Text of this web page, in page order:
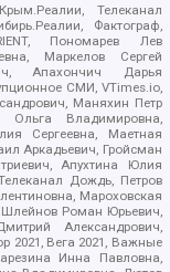
Телеканал
Фактограф,
Пономарев Лев
Маркелов Сергей
Апахончич Дарья
СМИ, VTimes.io,
Маняхин Петр
Владимировна,
Сергеевна, Маетная
Аркадьевич, Гройсман
Апухтина Юлия
Дождь, Петров
Мароховская
Роман Юрьевич,
Александрович,
2021, Вега 2021, Важные
Инна Павловна,